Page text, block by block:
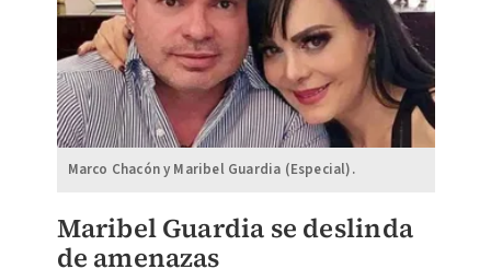
Marco Chacón y Maribel Guardia (Especial).
Maribel Guardia se deslinda
de amenazas